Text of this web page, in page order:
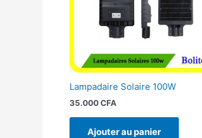
Lampadaire Solaire 100W
35.000CFA
Ajouter au panier